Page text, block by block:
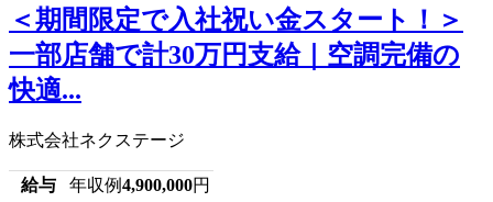
＜期間限定で入社祝い金スタート！＞
一部店舗で計30万円支給｜空調完備の
快適...
株式会社ネクステージ
給与 年収例4,900,000円